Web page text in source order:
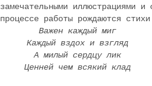
иллюстрациями
процессе работы рождаются
Важен каждый миг
Каждый вздох и взгляд
А милый сердцу лик
Ценней чем всякий клад